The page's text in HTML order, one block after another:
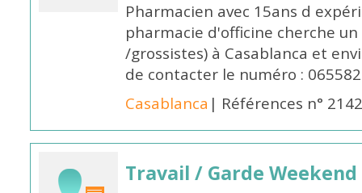
Pharmacien avec 15ans d
pharmacie d'officine cherche
/grossistes) à Casablanca et
de contacter le numéro :
Casablanca | Références n°
Travail / Garde Weekend